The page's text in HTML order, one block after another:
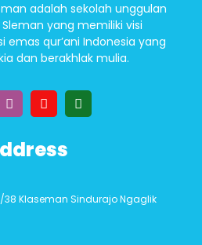
adalah sekolah unggulan
yang memiliki visi
emas qur’ani Indonesia yang
dan berakhlak mulia.
38 Klaseman Sindurajo Ngaglik